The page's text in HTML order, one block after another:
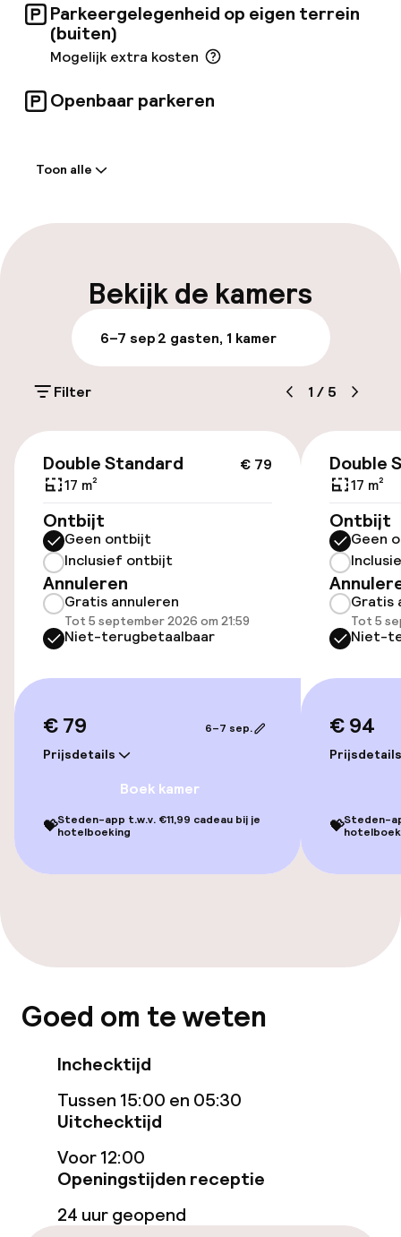
Parkeergelegenheid op eigen terrein
(buiten)
Mogelijk extra kosten
Openbaar parkeren
Self-service inchecken (kiosk)
Bagageruimte
Parkeren & mobiliteit
(buiten)
Mogelijk extra kosten
Fietsverhuur
Toegankelijkheid
Overal rolstoeltoegankelijk
Entertainment
Gratis wifi
Eet- en drinkgelegenheden
Schoonmaakvoorzieningen
Zakelijke faciliteiten
Vergaderruimte
Beleid
Toon alle
Bekijk de kamers
6–7 sep2 gasten, 1 kamer
Filter 1 / 5
€ 79
Double Standard
17 m²
Ontbijt
Geen ontbijt
Inclusief ontbijt
Annuleren
Gratis annuleren
Tot 5 september 2026 om 21:59
Niet-terugbetaalbaar
€ 79
Prijsdetails
6–7 sep.
Boek kamer
💝Steden-app t.w.v. €11,99 cadeau bij je
hotelboeking
Double
17 m²
Ontbijt
Geen
Gratis
Tot 5
Niet-
€ 94
Prijsdetails
💝Steden-
Goed om te weten
Inchecktijd
Tussen 15:00 en 05:30
Uitchecktijd
Voor 12:00
Openingstijden receptie
24 uur geopend